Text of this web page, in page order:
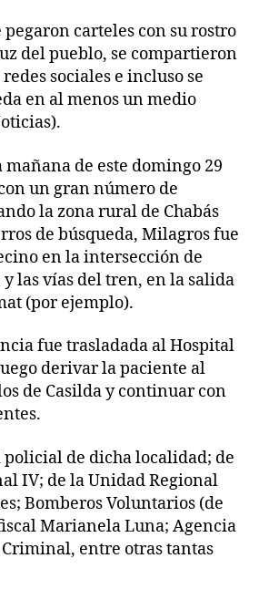
carteles con su rostro
del pueblo, se compartieron
sociales e incluso se
en al menos un medio
de este domingo 29
un gran número de
la zona rural de Chabás
de búsqueda, Milagros fue
en la intersección de
las vías del tren, en la salida
(por ejemplo).
fue trasladada al Hospital
derivar la paciente al
de Casilda y continuar con
de dicha localidad; de
IV; de la Unidad Regional
Bomberos Voluntarios (de
Marianela Luna; Agencia
entre otras tantas